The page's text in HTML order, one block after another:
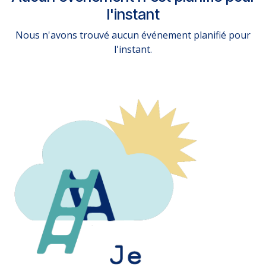
l'instant
Nous n'avons trouvé aucun événement planifié pour
l'instant.